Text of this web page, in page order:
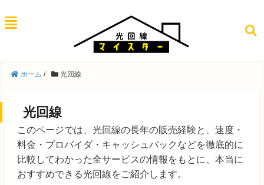
ホーム / 光回線
光回線
このページでは、光回線の長年の販売経験と、速度・
料金・プロバイダ・キャッシュバックなどを徹底的に
比較してわかった全サービスの情報をもとに、本当に
おすすめできる光回線をご紹介します。